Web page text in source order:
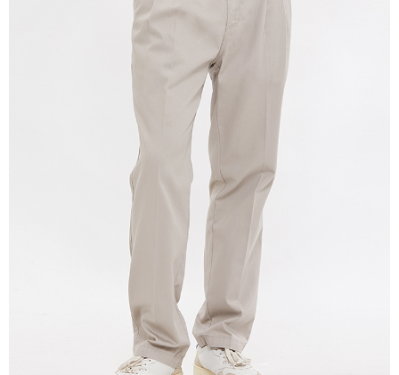
每筆NT$130，滿NT$1,000(含以上)免運費